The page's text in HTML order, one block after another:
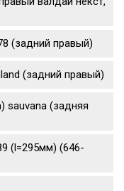
(задний правый)
(задний правый)
sauvana (задняя
(l=295мм) (646-